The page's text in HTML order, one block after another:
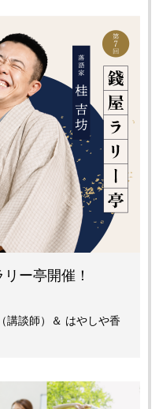
ー亭開催！
講談師）＆ はやしや香